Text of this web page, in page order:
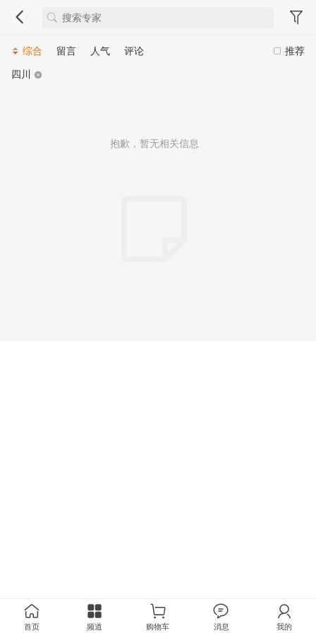
推荐
综合 留言 人气
评论
四川
抱歉，暂无相关信息
首页 频道 购物车 消息 我的